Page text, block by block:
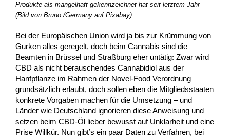
Produkte als mangelhaft gekennzeichnet hat seit letztem Jahr
(Bild von Bruno /Germany auf Pixabay).
Bei der Europäischen Union wird ja bis zur Krümmung von
Gurken alles geregelt, doch beim Cannabis sind die
Beamten in Brüssel und Straßburg eher untätig: Zwar wird
CBD als nicht berauschendes Cannabidiol aus der
Hanfpflanze im Rahmen der Novel-Food Verordnung
grundsätzlich erlaubt, doch sollen eben die Mitgliedsstaaten
konkrete Vorgaben machen für die Umsetzung – und
Länder wie Deutschland ignorieren diese Anweisung und
setzen beim CBD-Öl lieber bewusst auf Unklarheit und eine
Prise Willkür. Nun gibt’s ein paar Daten zu Verfahren, bei